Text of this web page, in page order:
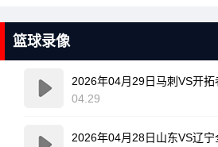
篮球录像
2026年04月29日马刺VS开
04.29
2026年04月28日山东VS辽